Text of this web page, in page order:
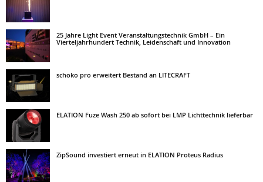
25 Jahre Light Event Veranstaltungstechnik GmbH – Ein
Vierteljahrhundert Technik, Leidenschaft und Innovation
schoko pro erweitert Bestand an LITECRAFT
ELATION Fuze Wash 250 ab sofort bei LMP Lichttechnik lieferbar
ZipSound investiert erneut in ELATION Proteus Radius